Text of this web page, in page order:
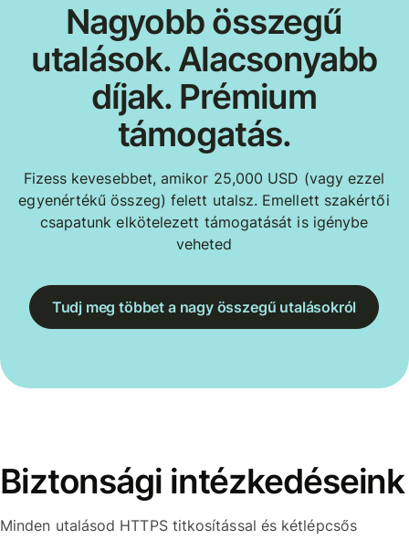
Nagyobb összegű
utalások. Alacsonyabb
díjak. Prémium
támogatás.
Fizess kevesebbet, amikor 25,000 USD (vagy ezzel
egyenértékű összeg) felett utalsz. Emellett szakértői
csapatunk elkötelezett támogatását is igénybe
veheted
Tudj meg többet a nagy összegű utalásokról
Biztonsági intézkedéseink
Minden utalásod HTTPS titkosítással és kétlépcsős